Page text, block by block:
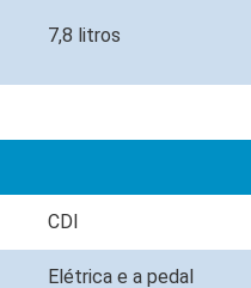
7,8 litros
CDI
Elétrica e a pedal